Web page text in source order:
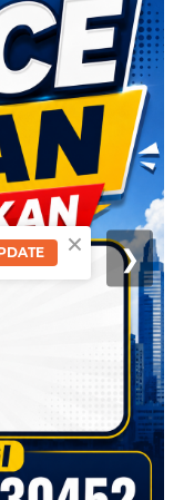
❯
×